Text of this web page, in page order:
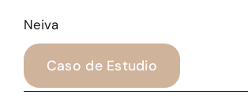
Neiva
Caso de Estudio